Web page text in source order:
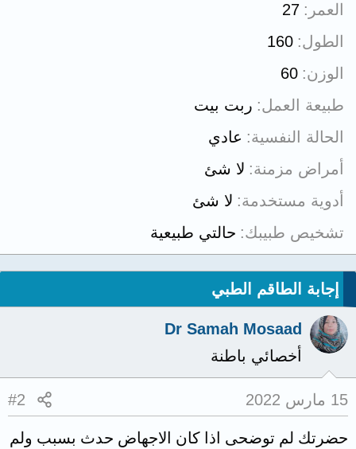
العمر
27
الطول 160
الوزن 60
طبيعة العمل ربت بيت
الحالة النفسية
عادي
أمراض مزمنة لا شئ
أدوية مستخدمة لا شئ
تشخيص طبيبك حالتي طبيعية
إجابة الطاقم الطبي
Dr Samah Mosaad
أخصائي باطنة
15 مارس 2022 #2
حضرتك لم توضحى اذا كان الاجهاض حدث بسبب ولم